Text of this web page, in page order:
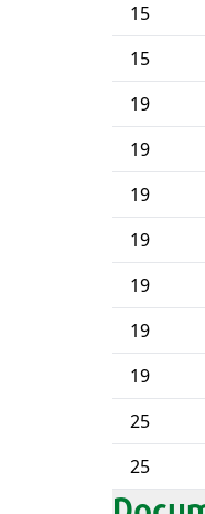
15
15
19
19
19
19
19
19
19
25
25